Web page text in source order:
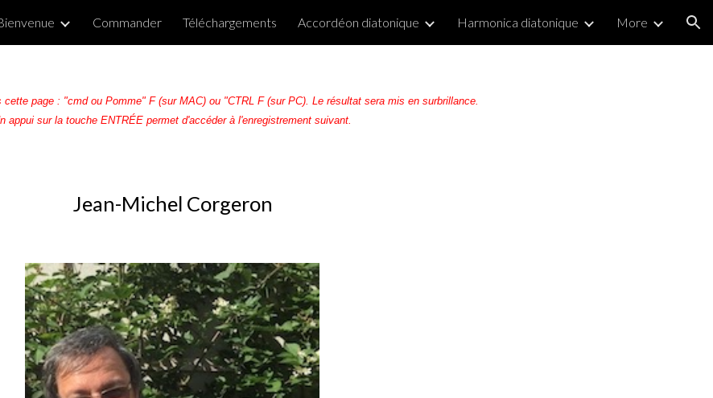
to main content Skip to navigation
Commander Téléchargements Accordéon diatonique Harmonica diatonique More
cette page : "cmd ou Pomme" F (sur MAC) ou "CTRL F (sur PC). Le résultat sera mis en surbrillance.
appui sur la touche ENTRÉE permet d'accéder à l'enregistrement suivant.
Jean-Michel Corgeron